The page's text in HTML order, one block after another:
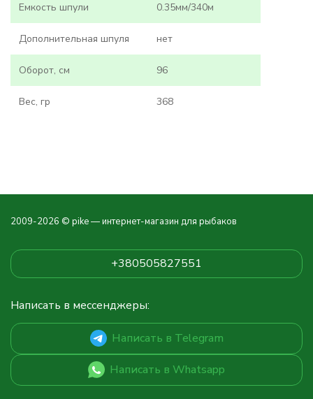
Емкость шпули 0.35мм/340м
Дополнительная шпуля нет
Оборот, см 96
Вес, гр 368
2009-2026 © pike — интернет-магазин для рыбаков
+380505827551
Написать в мессенджеры:
Написать в Telegram
Написать в Whatsapp